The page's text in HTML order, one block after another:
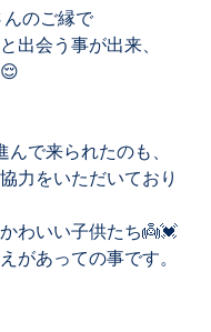
のご縁で
出会う事が﻿出来、
で来られたのも、
力をいただいており
わいい子供たち👼💓
があっての事です。